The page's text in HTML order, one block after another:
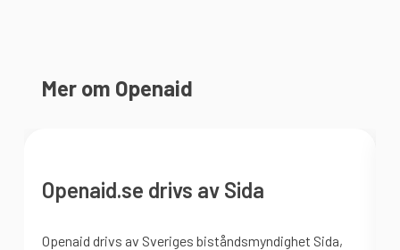
Mer om Openaid
Openaid.se drivs av Sida
Openaid drivs av Sveriges biståndsmyndighet Sida,